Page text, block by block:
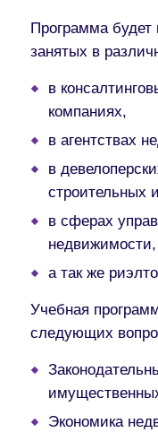
Программа будет
занятых в
в
компаниях,
в агентствах
в
строительных
в сферах
недвижимости,
а так же
Учебная
следующих
Экономика